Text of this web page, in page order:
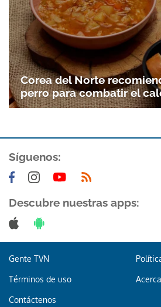
Gracias por suscribirte a
Corea del Norte
perro para combatir el
Síguenos:
Descubre nuestras apps:
Gente TVN
Términos de uso
Contáctenos